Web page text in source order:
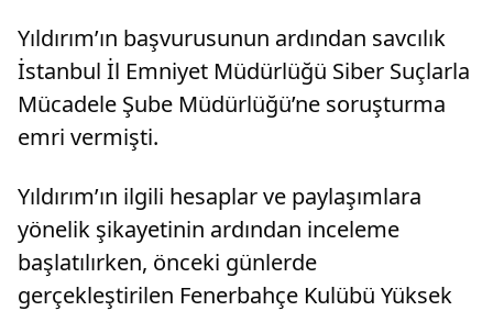
Yıldırım’ın başvurusunun ardından savcılık
İstanbul İl Emniyet Müdürlüğü Siber Suçlarla
Mücadele Şube Müdürlüğü’ne soruşturma
emri vermişti.
Yıldırım’ın ilgili hesaplar ve paylaşımlara
yönelik şikayetinin ardından inceleme
başlatılırken, önceki günlerde
gerçekleştirilen Fenerbahçe Kulübü Yüksek